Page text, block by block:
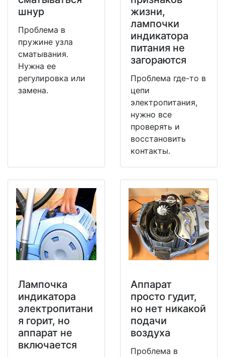
шнур
Проблема в
пружине узла
сматывания.
Нужна ее
регулировка или
замена.
жизни,
лампочки
индикатора
питания не
загораются
Проблема где-то в
цепи
электропитания,
нужно все
проверять и
восстановить
контакты.
Лампочка
индикатора
электропитани
я горит, но
аппарат не
включается
Аппарат
просто гудит,
но нет никакой
подачи
воздуха
Проблема в